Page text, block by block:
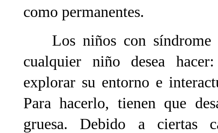
como permanentes.
Los niños con síndrome
cualquier niño desea
explorar su entorno e
Para hacerlo, tienen que
gruesa. Debido a ciertas